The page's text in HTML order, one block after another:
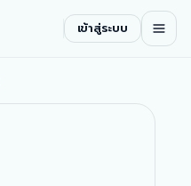
เข้าสู่ระบบ